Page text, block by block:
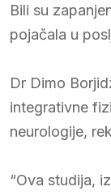
Bili su
pojačala u
Dr Dimo
integrativne
neurologije,
“Ova studija,